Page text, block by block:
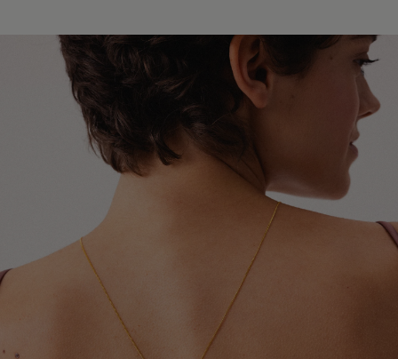
Global Express (Poczta Polska). Szacowany czas
doręczenia wynosi od 3 do 20 dni roboczych.
Szczegółowe informacje dotyczące dostępnych krajów,
metod wysyłki oraz orientacyjnych terminów dostawy
znajdziesz w tabeli.
Dokładamy wszelkich starań, aby Twoje zamówienie
dotarło bezpiecznie i jak najszybciej - niezależnie od
tego, czy podróżuje kilka ulic dalej, czy na drugi koniec
W przypadku zamówień wysyłanych do Wielkiej Brytanii i
Irlandii Północnej mogą obowiązywać dodatkowe opłaty
celne, podatki lub opłaty importowe naliczane przez
lokalne organy celne. Ewentualne koszty tego typu
ponosi odbiorca przesyłki.
zakładać ją jako ostatni element stylizacji.
Chroń biżuterię przed kontaktem z detergentami,
środkami czystości oraz preparatami leczniczymi
stosowanymi na skórę, które mogą wpływać na trwałość
pozłocenia i wygląd metalu.
Zdejmuj biżuterię przed kąpielą, snem, uprawianiem
sportu oraz wykonywaniem prac domowych. Pozwoli to
ograniczyć ryzyko uszkodzeń, odkształceń i utraty
Aby odświeżyć biżuterię i przywrócić jej blask, delikatnie
przecieraj ją miękką ściereczką jubilerską. Pamiętaj, że
pozłocenie jest naturalną powłoką użytkową, która z
czasem może ulegać ścieraniu. Tempo tego procesu
zależy między innymi od sposobu użytkowania,
częstotliwości noszenia oraz indywidualnych właściwości